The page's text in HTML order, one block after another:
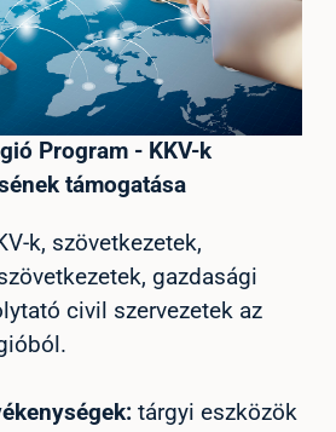
Program - KKV-k
támogatása
k, szövetkezetek,
gazdasági
civil szervezetek az
tárgyi eszközök